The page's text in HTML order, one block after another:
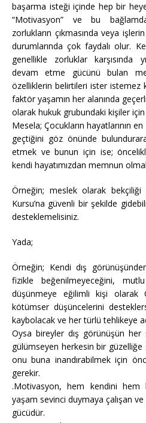
başarma isteği içinde hep bir
“Motivasyon” ve bu
zorlukların çıkmasında veya
durumlarında çok faydalı olur.
genellikle zorluklar karşısında
devam etme gücünü bulan
özelliklerin belirtileri ister istemez
faktör yaşamın her alanında
olarak hukuk grubundaki kişiler
Mesela; Çocukların hayatlarının
geçtiğini göz önünde
etmek ve bunun için ise;
kendi hayatımızdan memnun
Örneğin; meslek olarak
Kursu’na güvenli bir şekilde
desteklemelisiniz.
Yada;
Örneğin; Kendi dış
fizikle beğenilmeyeceğini,
düşünmeye eğilimli kişi olarak
kötümser düşüncelerini
kaybolacak ve her türlü tehlikeye
Oysa bireyler dış görünüşün her
gülümseyen herkesin bir
onu buna inandırabilmek için
gerekir.
.Motivasyon, hem kendini hem
yaşam sevinci duymaya çalışan
gücüdür.